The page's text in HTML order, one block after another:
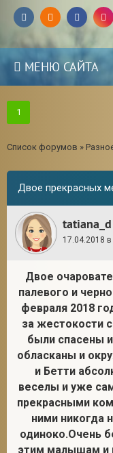
МЕНЮ САЙТА
1
Список форумов »
Двое прекрасных
tatiana_d
17.04.2018
Двое
палевого и
февраля 2018
за жестокости
были спасены
обласканы и
и Бетти
веселы и уже
прекрасными
ними никогда
одиноко.Очень
этим малышам и